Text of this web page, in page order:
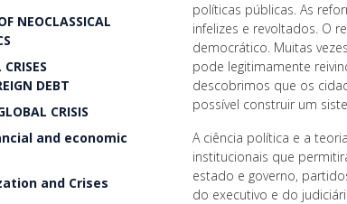
NEOCLASSICAL
DEBT
CRISIS
and economic
and Crises
políticas públicas. As
infelizes e revoltados. O
democrático. Muitas
pode legitimamente
descobrimos que os
possível construir um
A ciência política e a
institucionais que
estado e governo,
do executivo e do